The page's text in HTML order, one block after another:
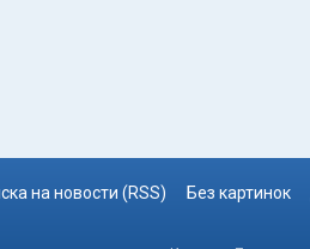
на новости (RSS) Без картинок